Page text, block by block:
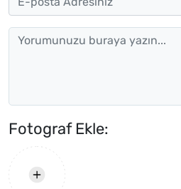
Fotograf Ekle: